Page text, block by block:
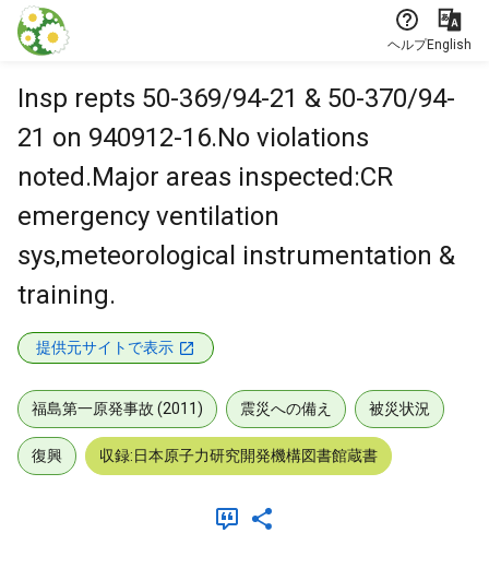
本文に飛ぶ
ヘルプEnglish
Insp repts 50-369/94-21 & 50-370/94-
21 on 940912-16.No violations
noted.Major areas inspected:CR
emergency ventilation
sys,meteorological instrumentation &
training.
提供元サイトで表示
福島第一原発事故 (2011) 震災への備え 被災状況
復興 収録:日本原子力研究開発機構図書館蔵書